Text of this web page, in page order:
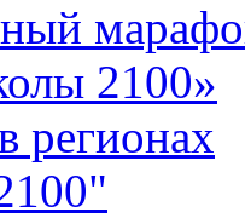
2100»
регионах